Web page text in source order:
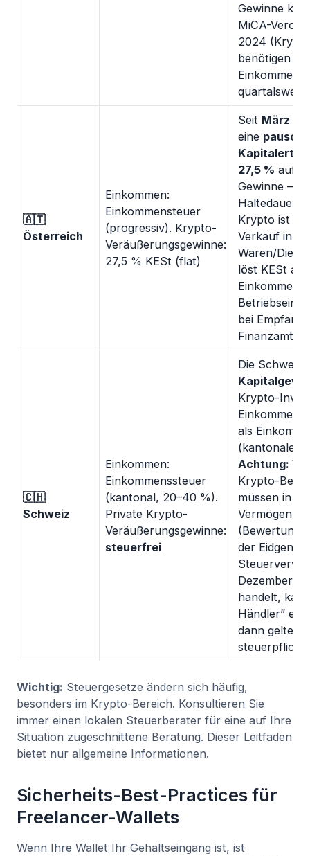
Gewinne
MiCA-
2024
benötigen
🇦🇹
Österreich
Einkommen:
Einkommensteuer
(progressiv). Krypto-
Veräußerungsgewinne:
27,5 % KESt (flat)
Seit März
eine
27,5 % auf
Gewinne —
Haltedauer.
Krypto ist
Verkauf in
Waren/
löst KESt
Einkommen
bei Empfang
Finanzamt
🇨🇭
Schweiz
Einkommen:
Einkommenssteuer
(kantonal, 20–40 %).
Private Krypto-
Veräußerungsgewinne:
steuerfrei
Die Schweiz
Krypto-
Einkommen
als
(kantonale +
Achtung:
Krypto-
müssen in
Vermögen
(Bewertung
der
Dezember).
handelt,
Händler”
dann gelten
Wichtig: Steuergesetze ändern sich häufig,
besonders im Krypto-Bereich. Konsultieren Sie
immer einen lokalen Steuerberater für eine auf Ihre
Situation zugeschnittene Beratung. Dieser Leitfaden
bietet nur allgemeine Informationen.
Sicherheits-Best-Practices für
Freelancer-Wallets
Wenn Ihre Wallet Ihr Gehaltseingang ist, ist